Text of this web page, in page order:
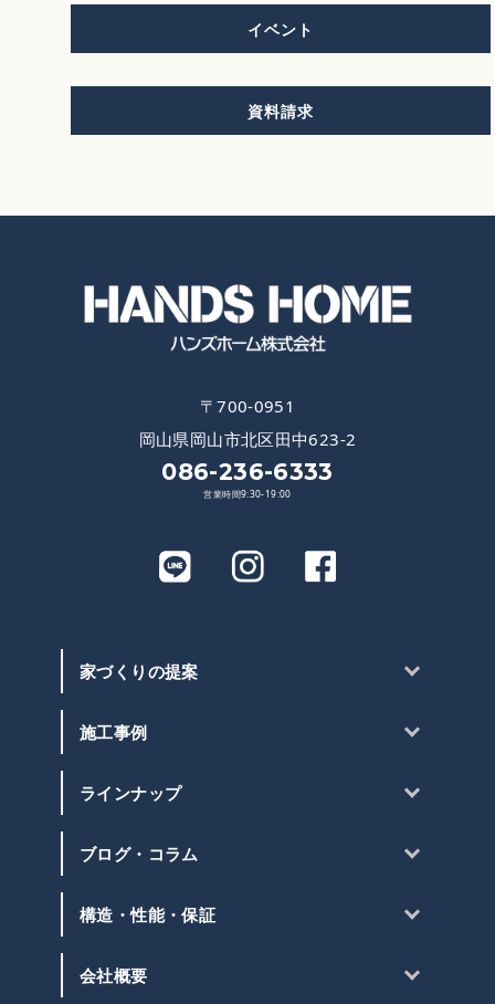
イベント
資料請求
〒700-0951
岡山県岡山市北区田中623-2
086-236-6333
営業時間9:30-19:00
家づくりの提案
施工事例
ラインナップ
ブログ・コラム
構造・性能・保証
会社概要